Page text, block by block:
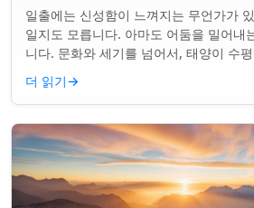
일출에는 신성함이 느껴지는 무언가가
일지도 모릅니다. 아마도 어둠을 밀어내
니다. 문화와 세기를 넘어서, 태양이 수
한 순간은 단순한 아침 그 이상이었...
더 읽기→